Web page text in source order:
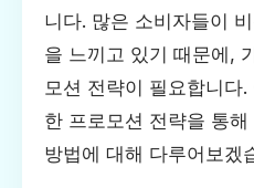
니다. 많은 소비자들이
을 느끼고 있기 때문에,
모션 전략이 필요합니다
한 프로모션 전략을 통
방법에 대해 다루어보겠